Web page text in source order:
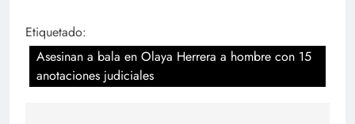
Etiquetado:
Asesinan a bala en Olaya Herrera a hombre con 15
anotaciones judiciales